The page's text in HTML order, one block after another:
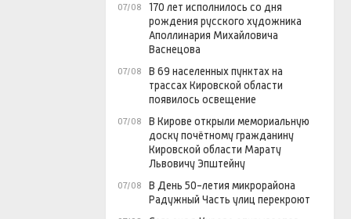
07/08
170 лет исполнилось со дня
рождения русского художника
Аполлинария Михайловича
Васнецова
07/08
В 69 населенных пунктах на
трассах Кировской области
появилось освещение
07/08
В Кирове открыли мемориальную
доску почётному гражданину
Кировской области Марату
Львовичу Эпштейну
07/08
В День 50-летия микрорайона
Радужный Часть улиц перекроют